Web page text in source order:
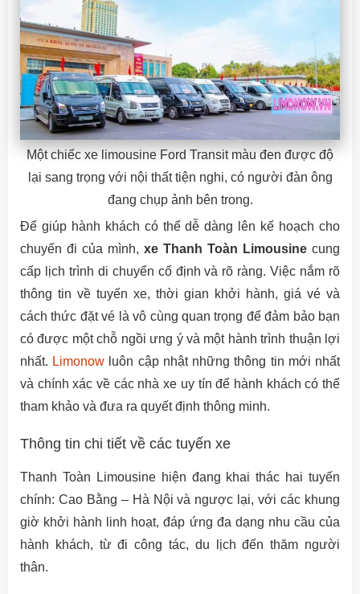
Một chiếc xe limousine Ford Transit màu đen được độ
lại sang trọng với nội thất tiện nghi, có người đàn ông
đang chụp ảnh bên trong.
Để giúp hành khách có thể dễ dàng lên kế hoạch cho
chuyến đi của mình, xe Thanh Toàn Limousine cung
cấp lịch trình di chuyển cố định và rõ ràng. Việc nắm rõ
thông tin về tuyến xe, thời gian khởi hành, giá vé và
cách thức đặt vé là vô cùng quan trọng để đảm bảo bạn
có được một chỗ ngồi ưng ý và một hành trình thuận lợi
nhất. Limonow luôn cập nhật những thông tin mới nhất
và chính xác về các nhà xe uy tín để hành khách có thể
tham khảo và đưa ra quyết định thông minh.
Thông tin chi tiết về các tuyến xe
Thanh Toàn Limousine hiện đang khai thác hai tuyến
chính: Cao Bằng – Hà Nội và ngược lại, với các khung
giờ khởi hành linh hoạt, đáp ứng đa dạng nhu cầu của
hành khách, từ đi công tác, du lịch đến thăm người
thân.